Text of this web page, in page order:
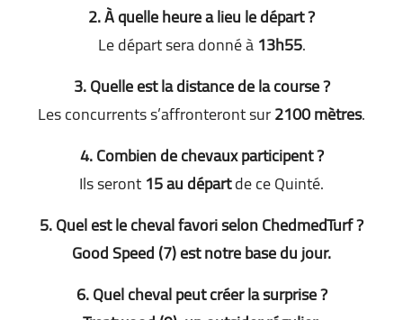
2. À quelle heure a lieu le départ ?
Le départ sera donné à13h55.
3. Quelle est la distance de la course ?
Les concurrents s’affronteront sur2100 mètres.
4. Combien de chevaux participent ?
Ils seront15 au départde ce Quinté.
5. Quel est le cheval favori selon ChedmedTurf ?
Good Speed (7)est notre base du jour.
6. Quel cheval peut créer la surprise ?